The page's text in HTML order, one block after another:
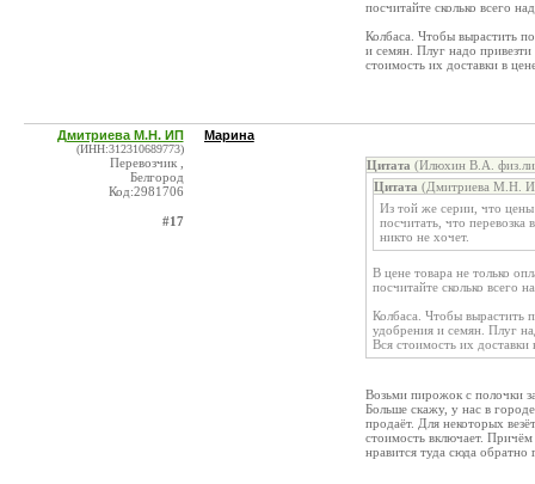
посчитайте сколько всего
Колбаса. Чтобы вырастить
и семян. Плуг надо
стоимость их доставки в
Дмитриева М.Н. ИП
(ИНН:312310689773)
Перевозчик ,
Белгород
Код:2981706
#17
Марина
Цитата (Илюхин В.А.
Цитата (Дмитриева М.Н.
Из той же серии, что цены
посчитать, что перевозка
никто не хочет.
В цене товара не только
посчитайте сколько всего
Колбаса. Чтобы вырастить
удобрения и семян. Плуг
Вся стоимость их доставки
Возьми пирожок с полочки
Больше скажу, у нас в
продаёт. Для некоторых
стоимость включает. Причём
нравится туда сюда обратно